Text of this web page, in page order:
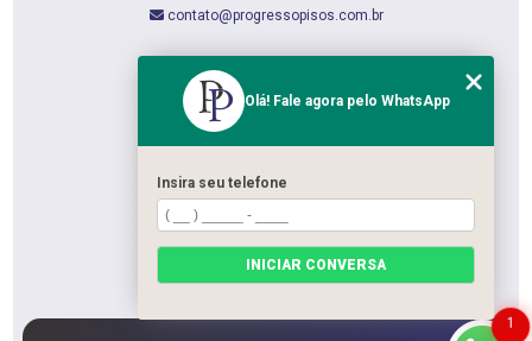
contato@progressopisos.com.br
QUEM SOMOS
SERVIÇOS
CATEGORIAS
1
Olá! Fale agora pelo WhatsApp
Insira seu telefone
INICIAR CONVERSA